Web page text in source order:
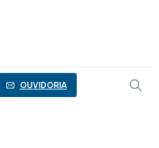
OUVIDORIA